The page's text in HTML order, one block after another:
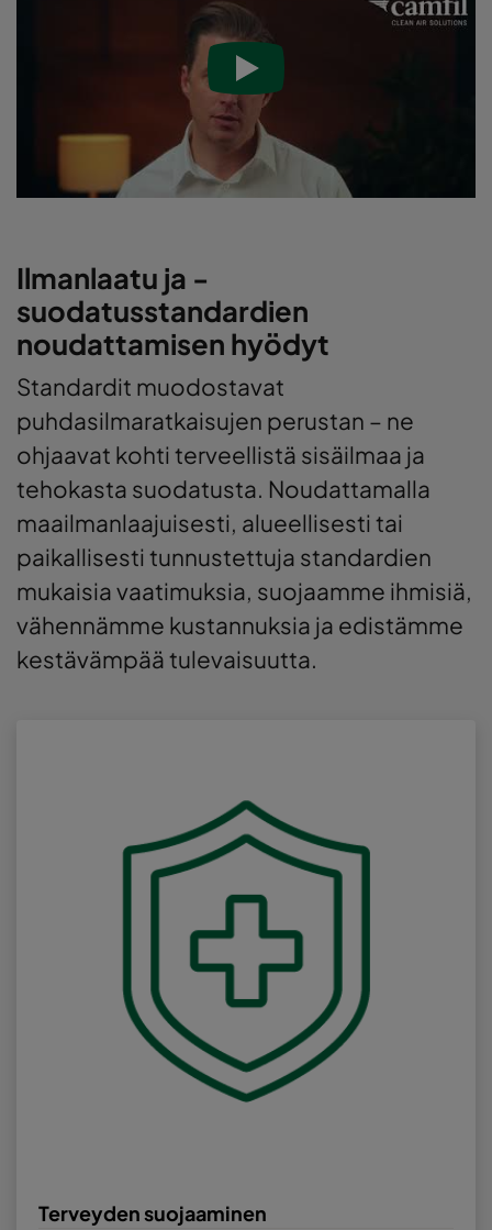
Ilmanlaatu ja -
suodatusstandardien
noudattamisen hyödyt
Standardit muodostavat
puhdasilmaratkaisujen perustan – ne
ohjaavat kohti terveellistä sisäilmaa ja
tehokasta suodatusta. Noudattamalla
maailmanlaajuisesti, alueellisesti tai
paikallisesti tunnustettuja standardien
mukaisia vaatimuksia, suojaamme ihmisiä,
vähennämme kustannuksia ja edistämme
kestävämpää tulevaisuutta.
Terveyden suojaaminen